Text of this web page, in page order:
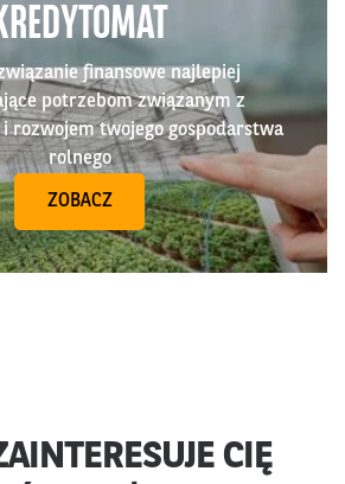
finansowe najlepiej
potrzebom związanym z
rozwojem twojego gospodarstwa
rolnego
ZOBACZ
CIĘ